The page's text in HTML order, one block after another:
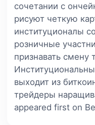
сочетании с
рисуют четкую
институционалы
розничные
признавать смену
выходит из
трейдеры
appeared first on